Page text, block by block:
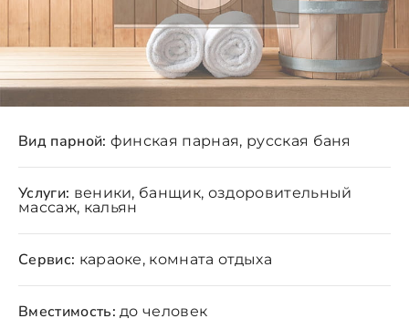
Вид парной: финская парная, русская баня
Услуги: веники, банщик, оздоровительный
массаж, кальян
Сервис: караоке, комната отдыха
Вместимость: до человек